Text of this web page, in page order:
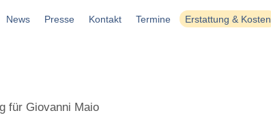
News Presse Kontakt Termine Erstattung & Kosten
für Giovanni Maio